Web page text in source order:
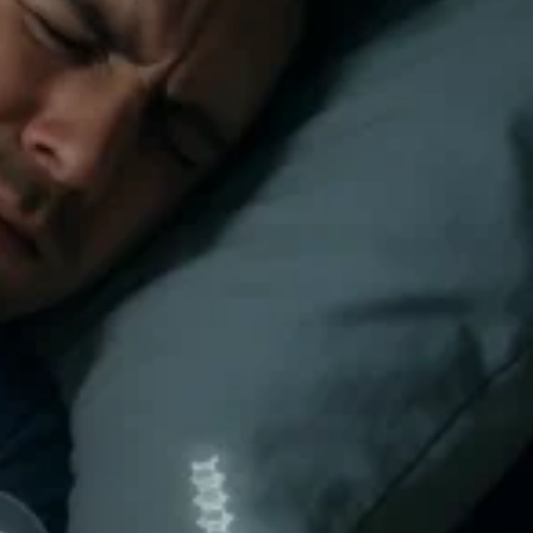
📊اکو داپلر طیفی
💪استرین اکو